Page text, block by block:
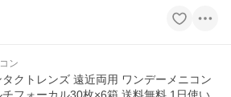
ン
タクトレンズ 遠近両用 ワンデーメニコン